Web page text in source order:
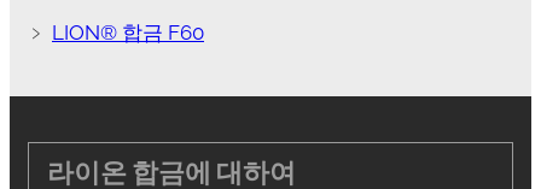
﹥ LION® 합금 F60
라이온 합금에 대하여